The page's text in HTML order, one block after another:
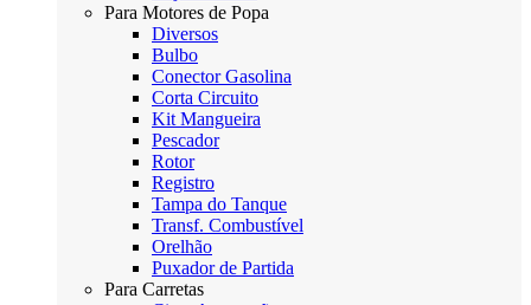
Para Motores de Popa
Diversos
Bulbo
Conector Gasolina
Corta Circuito
Kit Mangueira
Pescador
Rotor
Registro
Tampa do Tanque
Transf. Combustível
Orelhão
Puxador de Partida
Para Carretas